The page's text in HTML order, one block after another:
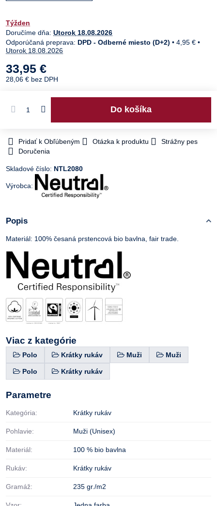
Týžden
Doručíme dňa: Utorok 18.08.2026
DPD - Odberné miesto (D+2) • 4,95 € •
Utorok 18.08.2026
33,95 €
28,06 € bez DPH
Do košíka
Pridať k Obľúbeným Otázka k produktu
Strážny pes
Doručenia
Skladové číslo: NTL2080
Výrobca:
Popis
Materiál: 100% česaná prstencová bio bavlna, fair trade.
Viac z kategórie
Polo Krátky rukáv Muži Muži
Polo Krátky rukáv
Parametre
Kategória: Krátky rukáv
Pohlavie: Muži (Unisex)
Materiál: 100 % bio bavlna
Rukáv: Krátky rukáv
Gramáž: 235 gr./m2